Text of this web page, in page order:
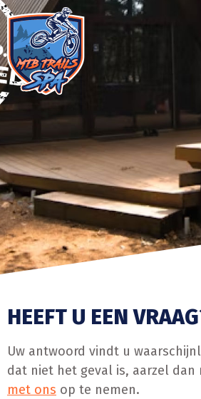
HEEFT U EEN
Uw antwoord vindt u
dat niet het geval is, aarzel dan
met ons op te nemen.